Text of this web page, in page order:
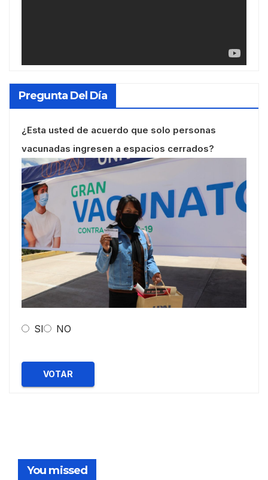
Pregunta Del Día
¿Esta usted de acuerdo que solo personas
vacunadas ingresen a espacios cerrados?
SI NO
VOTAR
You missed